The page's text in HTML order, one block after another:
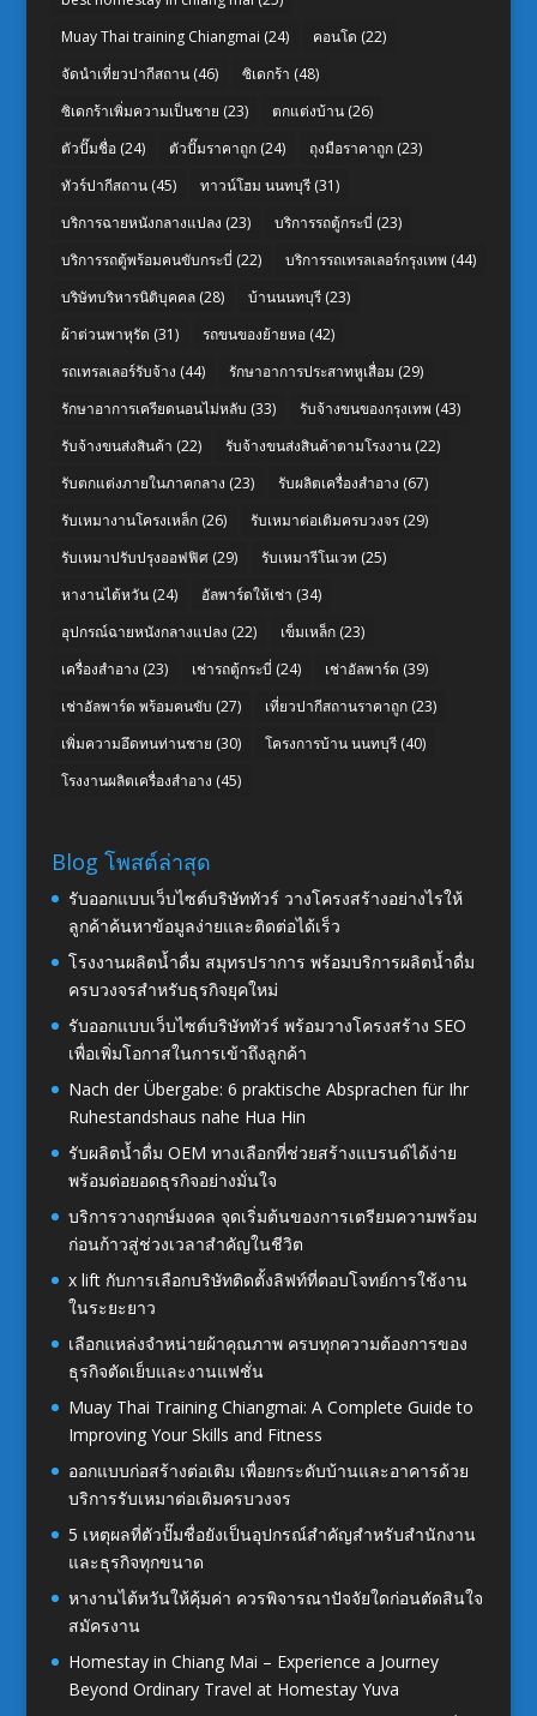
Muay Thai training Chiangmai (24) คอนโด (22)
จัดนำเที่ยวปากีสถาน(46) ซิเดกร้า (48)
ซิเดกร้าเพิ่มความเป็นชาย (23) ตกแต่งบ้าน(26)
ตัวปั๊มชื่อ(24) ตัวปั๊มราคาถูก(24) ถุงมือราคาถูก(23)
ทัวร์ปากีสถาน(45) ทาวน์โฮม นนทบุรี(31)
บริการฉายหนังกลางแปลง (23) บริการรถตู้กระบี่ (23)
บริการรถตู้พร้อมคนขับกระบี่ (22) บริการรถเทรลเลอร์กรุงเทพ (44)
บริษัทบริหารนิติบุคคล(28) บ้านนนทบุรี(23)
ผ้าต่วนพาหุรัด (31) รถขนของย้ายหอ(42)
รถเทรลเลอร์รับจ้าง (44) รักษาอาการประสาทหูเสื่อม (29)
รักษาอาการเครียดนอนไม่หลับ (33) รับจ้างขนของกรุงเทพ (43)
รับจ้างขนส่งสินค้า (22) รับจ้างขนส่งสินค้าตามโรงงาน(22)
รับตกแต่งภายในภาคกลาง (23) รับผลิตเครื่องสำอาง (67)
รับเหมางานโครงเหล็ก(26) รับเหมาต่อเติมครบวงจร(29)
รับเหมาปรับปรุงออฟฟิศ(29) รับเหมารีโนเวท (25)
หางานไต้หวัน(24) อัลพาร์ดให้เช่า (34)
อุปกรณ์ฉายหนังกลางแปลง (22) เข็มเหล็ก(23)
เครื่องสำอาง (23) เช่ารถตู้กระบี่ (24) เช่าอัลพาร์ด (39)
เช่าอัลพาร์ด พร้อมคนขับ (27) เที่ยวปากีสถานราคาถูก(23)
เพิ่มความอึดทนท่านชาย (30) โครงการบ้าน นนทบุรี(40)
โรงงานผลิตเครื่องสำอาง (45)
Blog โพสต์ล่าสุด
รับออกแบบเว็บไซต์บริษัททัวร์ วางโครงสร้างอย่างไรให้
ลูกค้าค้นหาข้อมูลง่ายและติดต่อได้เร็ว
โรงงานผลิตน้ำดื่ม สมุทรปราการ พร้อมบริการผลิตน้ำดื่ม
ครบวงจรสำหรับธุรกิจยุคใหม่
รับออกแบบเว็บไซต์บริษัททัวร์ พร้อมวางโครงสร้าง SEO
เพื่อเพิ่มโอกาสในการเข้าถึงลูกค้า
Nach der Übergabe: 6 praktische Absprachen für Ihr
Ruhestandshaus nahe Hua Hin
รับผลิตน้ำดื่ม OEM ทางเลือกที่ช่วยสร้างแบรนด์ได้ง่าย
พร้อมต่อยอดธุรกิจอย่างมั่นใจ
บริการวางฤกษ์มงคล จุดเริ่มต้นของการเตรียมความพร้อม
ก่อนก้าวสู่ช่วงเวลาสำคัญในชีวิต
x lift กับการเลือกบริษัทติดตั้งลิฟท์ที่ตอบโจทย์การใช้งาน
ในระยะยาว
เลือกแหล่งจำหน่ายผ้าคุณภาพ ครบทุกความต้องการของ
ธุรกิจตัดเย็บและงานแฟชั่น
Muay Thai Training Chiangmai: A Complete Guide to
Improving Your Skills and Fitness
ออกแบบก่อสร้างต่อเติม เพื่อยกระดับบ้านและอาคารด้วย
บริการรับเหมาต่อเติมครบวงจร
5 เหตุผลที่ตัวปั๊มชื่อยังเป็นอุปกรณ์สำคัญสำหรับสำนักงาน
และธุรกิจทุกขนาด
หางานไต้หวันให้คุ้มค่า ควรพิจารณาปัจจัยใดก่อนตัดสินใจ
สมัครงาน
Homestay in Chiang Mai – Experience a Journey
Beyond Ordinary Travel at Homestay Yuva